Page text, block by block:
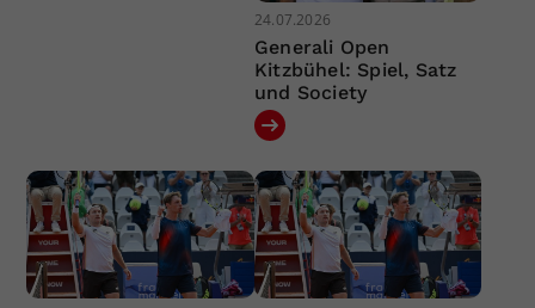
24.07.2026
Generali Open
Kitzbühel: Spiel, Satz
und Society